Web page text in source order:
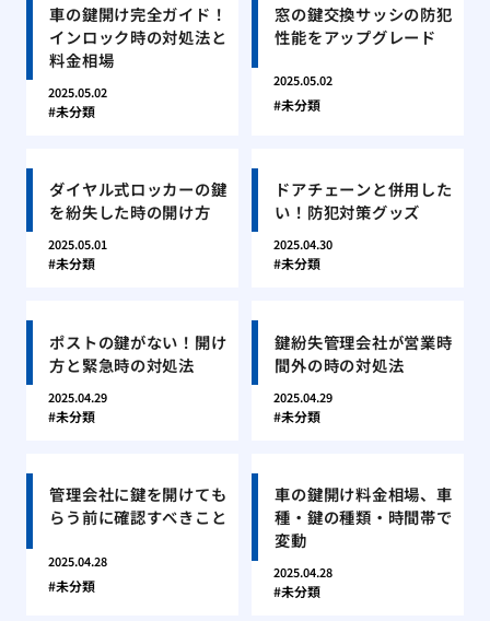
車の鍵開け完全ガイド！
インロック時の対処法と
料金相場
2025.05.02
未分類
窓の鍵交換サッシの防犯
性能をアップグレード
2025.05.02
未分類
ダイヤル式ロッカーの鍵
を紛失した時の開け方
2025.05.01
未分類
ドアチェーンと併用した
い！防犯対策グッズ
2025.04.30
未分類
ポストの鍵がない！開け
方と緊急時の対処法
2025.04.29
未分類
鍵紛失管理会社が営業時
間外の時の対処法
2025.04.29
未分類
管理会社に鍵を開けても
らう前に確認すべきこと
2025.04.28
未分類
車の鍵開け料金相場、車
種・鍵の種類・時間帯で
変動
2025.04.28
未分類